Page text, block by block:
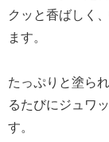
クッと香ばしく
ます。
たっぷりと塗ら
るたびにジュワ
す。